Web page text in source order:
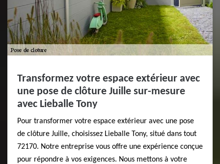
Transformez votre espace extérieur avec
une pose de clôture Juille sur-mesure
avec Lieballe Tony
Pour transformer votre espace extérieur avec une pose
de clôture Juille, choisissez Lieballe Tony, situé dans tout
72170. Notre entreprise vous offre une expérience conçue
pour répondre à vos exigences. Nous mettons à votre